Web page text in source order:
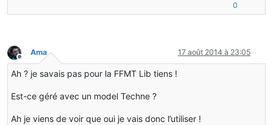
0
Hors-ligne
Ama 17 août 2014 à 23:05
Ah ? je savais pas pour la FFMT Lib tiens !
Est-ce géré avec un model Techne ?
Ah je viens de voir que oui je vais donc l’utiliser !